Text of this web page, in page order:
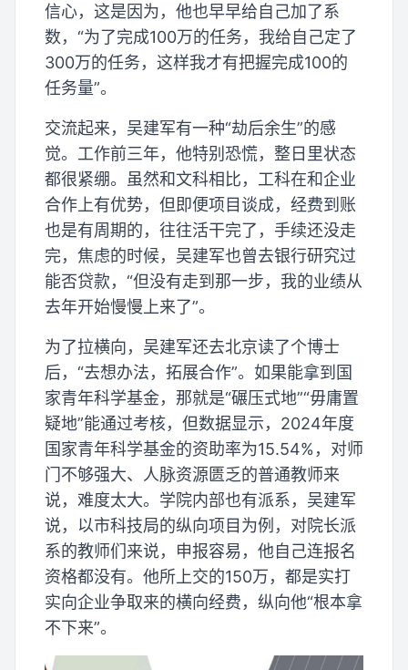
信心，这是因为，他也早早给自己加了系
数，“为了完成100万的任务，我给自己定了
300万的任务，这样我才有把握完成100的
任务量”。
交流起来，吴建军有一种“劫后余生”的感
觉。工作前三年，他特别恐慌，整日里状态
都很紧绷。虽然和文科相比，工科在和企业
合作上有优势，但即便项目谈成，经费到账
也是有周期的，往往活干完了，手续还没走
完，焦虑的时候，吴建军也曾去银行研究过
能否贷款，“但没有走到那一步，我的业绩从
去年开始慢慢上来了”。
为了拉横向，吴建军还去北京读了个博士
后，“去想办法，拓展合作”。如果能拿到国
家青年科学基金，那就是“碾压式地”“毋庸置
疑地”能通过考核，但数据显示，2024年度
国家青年科学基金的资助率为15.54%，对师
门不够强大、人脉资源匮乏的普通教师来
说，难度太大。学院内部也有派系，吴建军
说，以市科技局的纵向项目为例，对院长派
系的教师们来说，申报容易，他自己连报名
资格都没有。他所上交的150万，都是实打
实向企业争取来的横向经费，纵向他“根本拿
不下来”。